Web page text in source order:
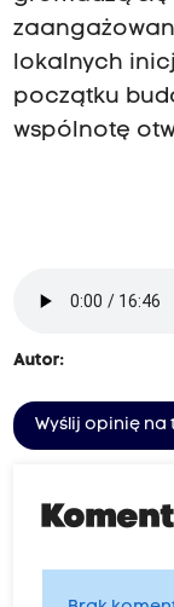
lokalnych
początku
wspólnotę
Autor:
Wyślij opinię na